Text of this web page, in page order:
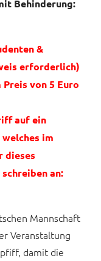
Behinderung:
&
erforderlich)
Preis von 5 Euro
auf ein
im
dieses
an:
Mannschaft
Veranstaltung
damit die